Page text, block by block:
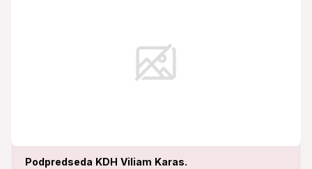
Podpredseda KDH Viliam Karas.